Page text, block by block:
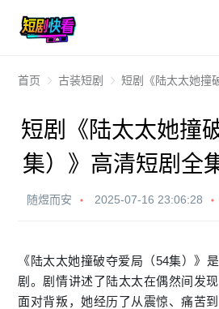
首页 古装短剧 短剧《陆太太她撞破夺爱局
短剧《陆太太她撞
集）》高清短剧全
随煜而安 2025-07-16 23:06:28
《陆太太她撞破夺爱局（54集）》
剧。剧情讲述了陆太太在偶然间发
面对背叛，她经历了从震惊、痛苦